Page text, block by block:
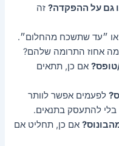
גם על ההפקדה? זה
״עד שתשכח מהחלום״.
אחוז התרומה שלהם?
טופס? אם כן, תתאים
לפעמים אפשר לוותר
בלי להתעסק בתנאים.
אם כן, תחליט אם